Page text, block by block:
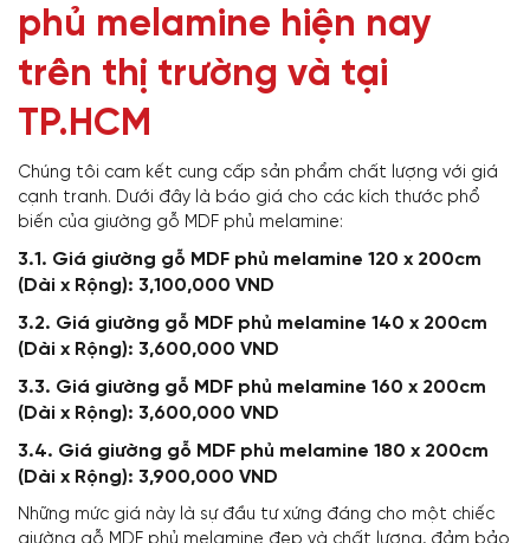
phủ melamine hiện nay
trên thị trường và tại
TP.HCM
Chúng tôi cam kết cung cấp sản phẩm chất lượng với giá
cạnh tranh. Dưới đây là báo giá cho các kích thước phổ
biến của giường gỗ MDF phủ melamine:
3.1. Giá giường gỗ MDF phủ melamine 120 x 200cm
(Dài x Rộng): 3,100,000 VND
3.2. Giá giường gỗ MDF phủ melamine 140 x 200cm
(Dài x Rộng): 3,600,000 VND
3.3. Giá giường gỗ MDF phủ melamine 160 x 200cm
(Dài x Rộng): 3,600,000 VND
3.4. Giá giường gỗ MDF phủ melamine 180 x 200cm
(Dài x Rộng): 3,900,000 VND
Những mức giá này là sự đầu tư xứng đáng cho một chiếc
giường gỗ MDF phủ melamine đẹp và chất lượng, đảm bảo